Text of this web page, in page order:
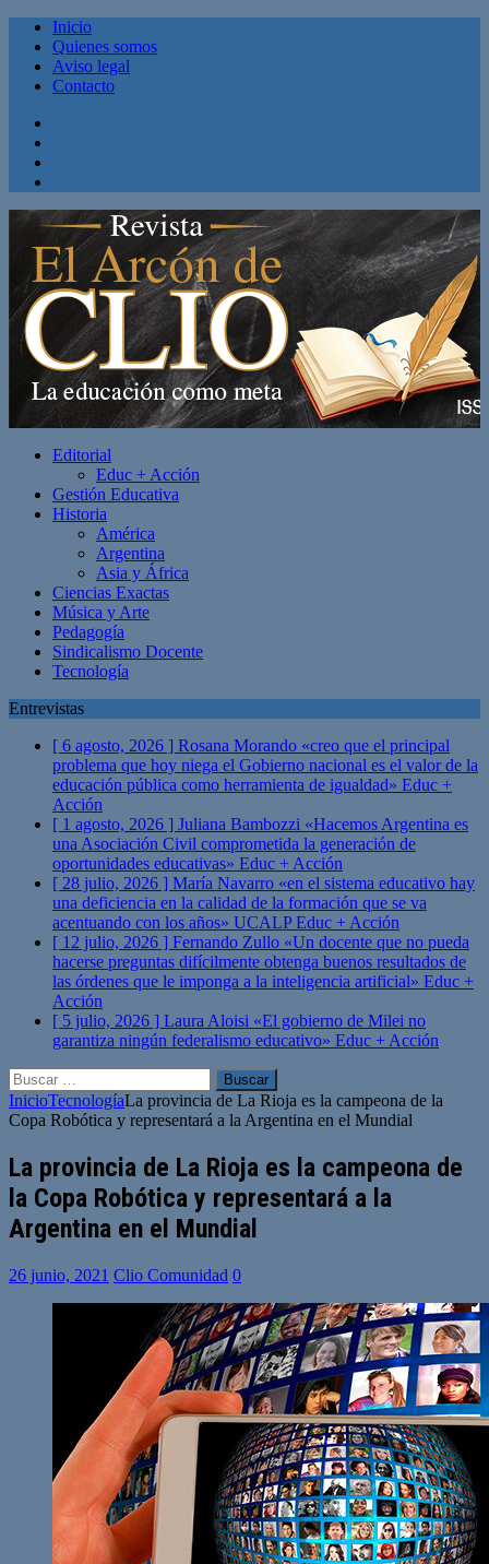
Inicio
Quienes somos
Aviso legal
Contacto
Editorial
Educ + Acción
Gestión Educativa
Historia
América
Argentina
Asia y África
Ciencias Exactas
Música y Arte
Pedagogía
Sindicalismo Docente
Tecnología
Entrevistas
[ 6 agosto, 2026 ] Rosana Morando «creo que el principal
problema que hoy niega el Gobierno nacional es el valor de la
educación pública como herramienta de igualdad» Educ +
Acción
[ 1 agosto, 2026 ] Juliana Bambozzi «Hacemos Argentina es
una Asociación Civil comprometida la generación de
oportunidades educativas» Educ + Acción
[ 28 julio, 2026 ] María Navarro «en el sistema educativo hay
una deficiencia en la calidad de la formación que se va
acentuando con los años» UCALPEduc + Acción
[ 12 julio, 2026 ] Fernando Zullo «Un docente que no pueda
hacerse preguntas difícilmente obtenga buenos resultados de
las órdenes que le imponga a la inteligencia artificial» Educ +
Acción
[ 5 julio, 2026 ] Laura Aloisi «El gobierno de Milei no
garantiza ningún federalismo educativo» Educ + Acción
Buscar:
InicioTecnologíaLa provincia de La Rioja es la campeona de la
Copa Robótica y representará a la Argentina en el Mundial
La provincia de La Rioja es la campeona de
la Copa Robótica y representará a la
Argentina en el Mundial
26 junio, 2021 Clio Comunidad 0